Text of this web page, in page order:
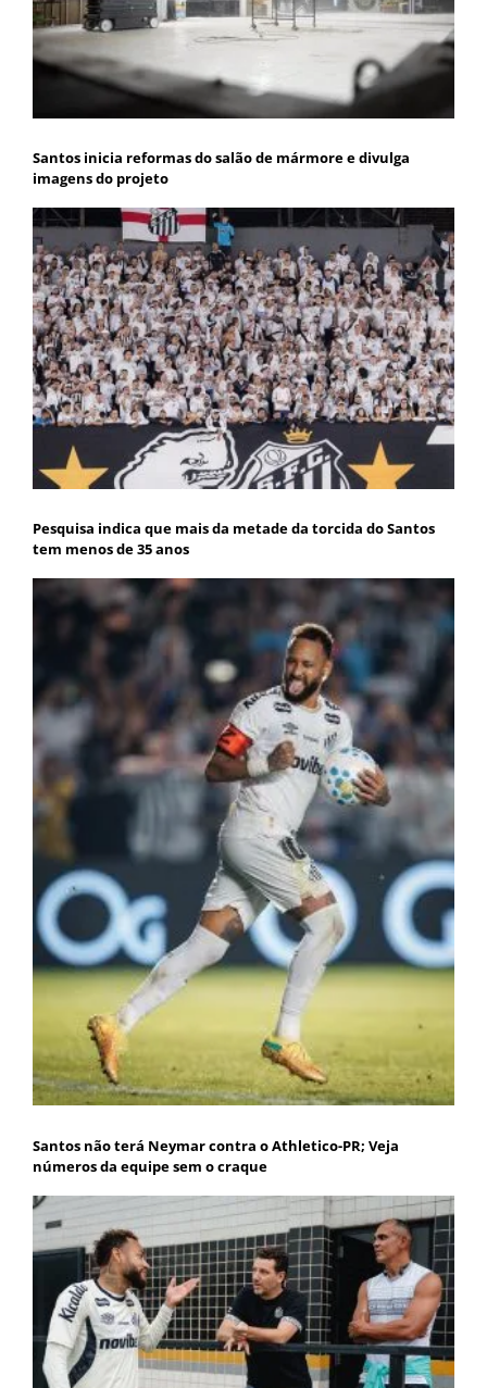
Santos inicia reformas do salão de mármore e divulga
imagens do projeto
Pesquisa indica que mais da metade da torcida do Santos
tem menos de 35 anos
Santos não terá Neymar contra o Athletico-PR; Veja
números da equipe sem o craque